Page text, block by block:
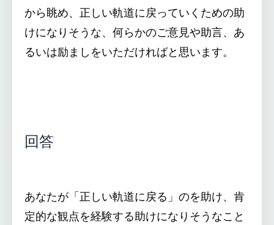
から眺め、正しい軌道に戻っていくための助
けになりそうな、何らかのご意見や助言、あ
るいは励ましをいただければと思います。
回答
あなたが「正しい軌道に戻る」のを助け、肯
定的な観点を経験する助けになりそうなこと